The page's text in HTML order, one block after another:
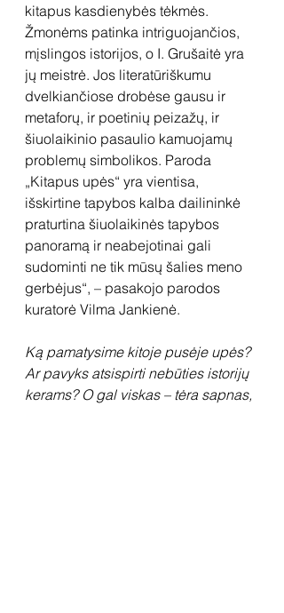
kitapus kasdienybės tėkmės.
Žmonėms patinka intriguojančios,
mįslingos istorijos, o I. Grušaitė yra
jų meistrė. Jos literatūriškumu
dvelkiančiose drobėse gausu ir
metaforų, ir poetinių peizažų, ir
šiuolaikinio pasaulio kamuojamų
problemų simbolikos. Paroda
„Kitapus upės“ yra vientisa,
išskirtine tapybos kalba dailininkė
praturtina šiuolaikinės tapybos
panoramą ir neabejotinai gali
sudominti ne tik mūsų šalies meno
gerbėjus“, – pasakojo parodos
kuratorė Vilma Jankienė.
Ką pamatysime kitoje pusėje upės?
Ar pavyks atsispirti nebūties istorijų
kerams? O gal viskas – tėra sapnas,